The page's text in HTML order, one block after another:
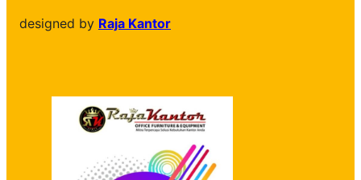
designed by Raja Kantor